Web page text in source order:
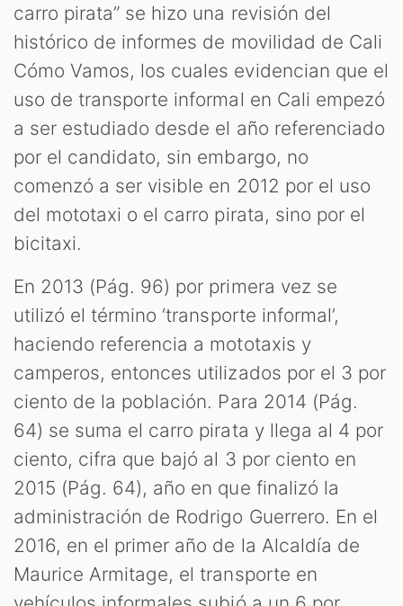
carro pirata” se hizo una revisión del
histórico de informes de movilidad de Cali
Cómo Vamos, los cuales evidencian que el
uso de transporte informal en Cali empezó
a ser estudiado desde el año referenciado
por el candidato, sin embargo, no
comenzó a ser visible en 2012 por el uso
del mototaxi o el carro pirata, sino por el
bicitaxi.
En 2013 (Pág. 96) por primera vez se
utilizó el término ‘transporte informal’,
haciendo referencia a mototaxis y
camperos, entonces utilizados por el 3 por
ciento de la población. Para 2014 (Pág.
64) se suma el carro pirata y llega al 4 por
ciento, cifra que bajó al 3 por ciento en
2015 (Pág. 64), año en que finalizó la
administración de Rodrigo Guerrero. En el
2016, en el primer año de la Alcaldía de
Maurice Armitage, el transporte en